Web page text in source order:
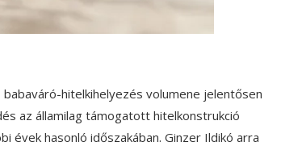
hitelkihelyezés volumene jelentősen
az államilag támogatott hitelkonstrukció
évek hasonló időszakában. Ginzer Ildikó arra